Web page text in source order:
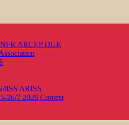
ARCEP DGE
ARISS
26/7 2026 Contest